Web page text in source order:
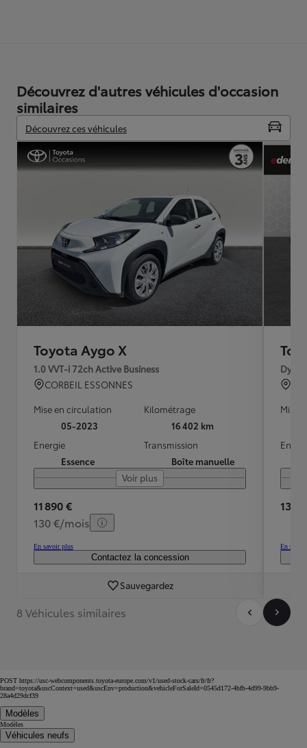
Découvrez d'autres véhicules d'occasion
similaires
Découvrez ces véhicules
Toyota Aygo X
1.0 VVT-i 72ch Active Business
CORBEIL ESSONNES
Mise en circulation
05-2023
Kilométrage
16 402 km
Energie
Essence
Transmission
Boîte manuelle
Voir plus
11 890 €
130 €/mois
En savoir plus
Contactez la concession
Sauvegardez
Mise
13
En
8 Véhicules similaires
POST https://usc-webcomponents.toyota-europe.com/v1/used-stock-cars/fr/fr?
brand=toyota&uscContext=used&uscEnv=production&vehicleForSaleId=0545d172-4bfb-4d99-9bb9-
28a4d29dcf39
Modèles
Modèles
Véhicules neufs